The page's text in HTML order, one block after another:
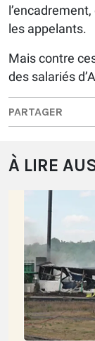
les appelants.
Mais contre
des salariés
PARTAGER
À LIRE